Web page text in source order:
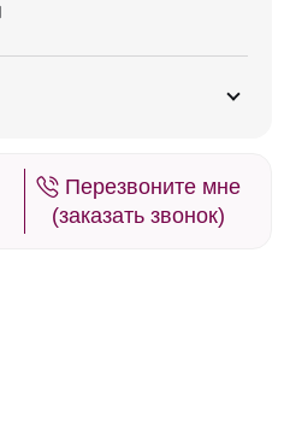
Перезвоните мне
(заказать звонок)